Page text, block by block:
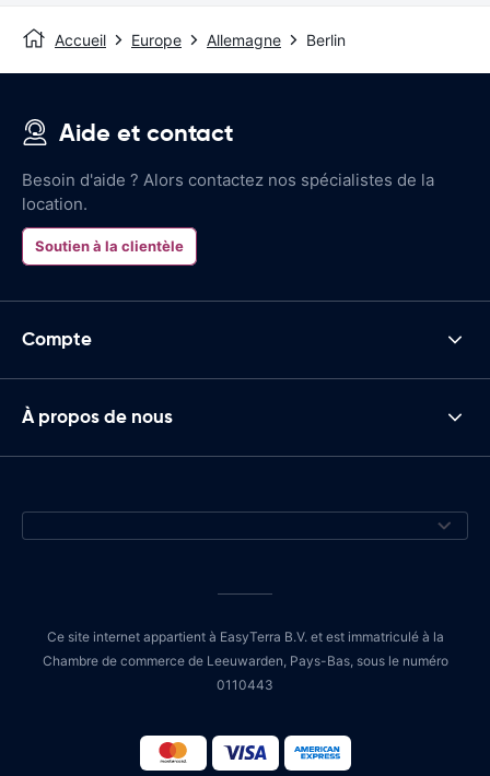
Accueil Europe Allemagne Berlin
Aide et contact
Besoin d'aide ? Alors contactez nos spécialistes de la
location.
Soutien à la clientèle
Compte
À propos de nous
Ce site internet appartient à EasyTerra B.V. et est immatriculé à la
Chambre de commerce de Leeuwarden, Pays-Bas, sous le numéro
0110443